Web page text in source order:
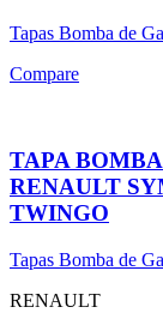
Tapas Bomba de
Compare
TAPA
RENAULT
TWINGO
Tapas Bomba de
RENAULT